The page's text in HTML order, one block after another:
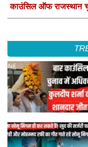
काउंसिल ऑफ राजस्थान